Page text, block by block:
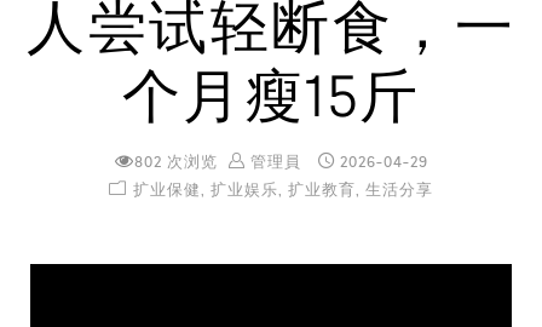
人尝试轻断食，一
个月瘦15斤
802 次浏览 管理員
2026-04-29
扩业保健, 扩业娱乐, 扩业教育, 生活分享